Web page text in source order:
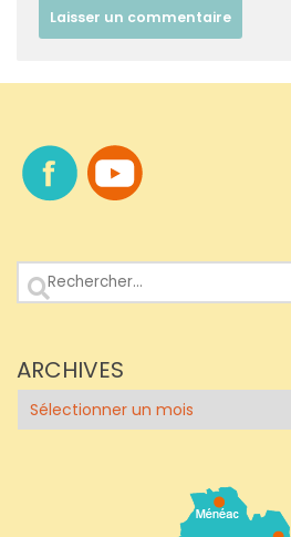
Rechercher :
ARCHIVES
Archives